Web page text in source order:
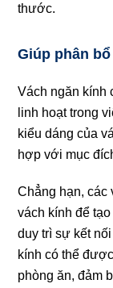
thước.
Giúp phân
Vách ngăn kính
linh hoạt trong
kiểu dáng của
hợp với mục
Chẳng hạn, các
vách kính để
duy trì sự kết
kính có thể
phòng ăn, đảm